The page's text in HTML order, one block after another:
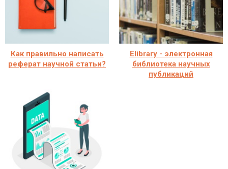
Как правильно написать
реферат научной статьи?
Elibrary - электронная
библиотека научных
публикаций